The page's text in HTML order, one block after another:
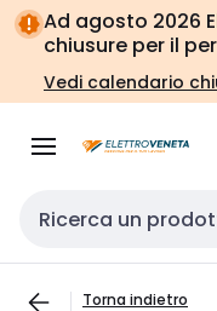
Vai alla
navigazione
Vai
alla
pagina
Ad agosto 2026
chiusure per il
Vedi calendario
Cerca input
Torna indietro